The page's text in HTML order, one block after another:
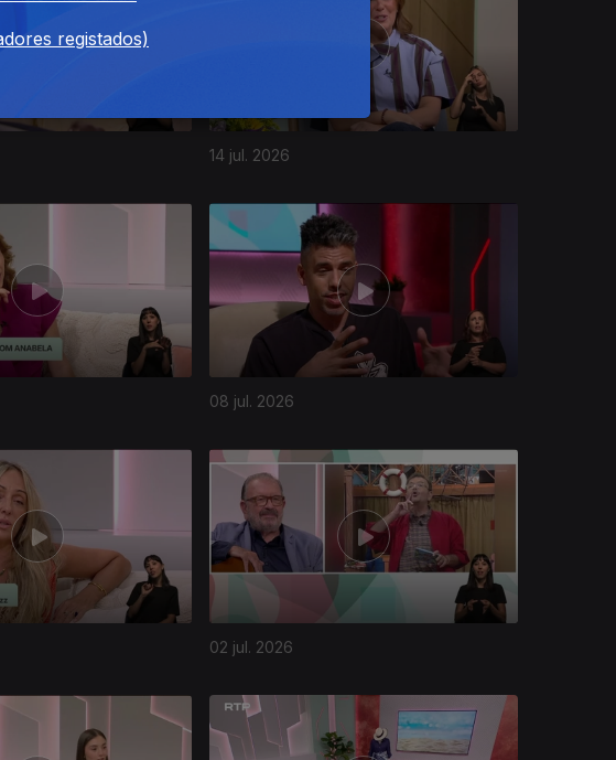
14 jul. 2026
08 jul. 2026
02 jul. 2026
registados)